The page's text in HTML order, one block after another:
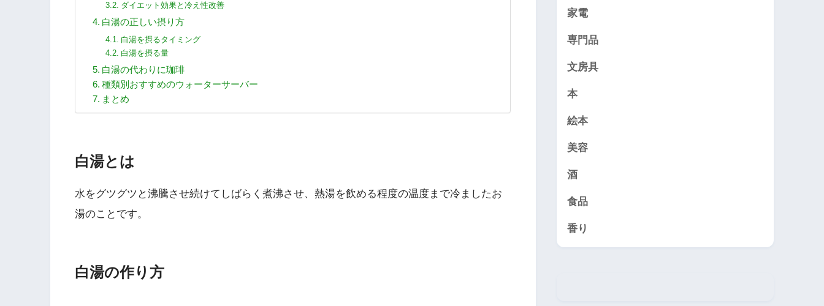
ダイエット効果と冷え性改善
白湯の正しい摂り方
白湯を摂るタイミング
白湯を摂る量
白湯の代わりに珈琲
種類別おすすめのウォーターサーバー
まとめ
白湯とは
水をグツグツと沸騰させ続けてしばらく煮沸させ、熱湯を飲める程度の温度まで冷ましたお
湯のことです。
白湯の作り方
家電
専門品
文房具
本
絵本
美容
酒
食品
香り